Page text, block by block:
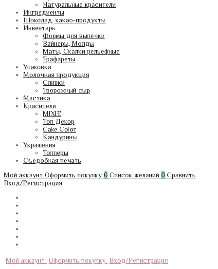
Натуральные красители
Ингредиенты
Шоколад, какао-продукты
Инвентарь
Формы для выпечки
Вайнеры, Молды
Маты, Скалки рельефные
Трафареты
Упаковка
Молочная продукция
Сливки
Творожный сыр
Мастика
Красители
MIXIE
Топ Декор
Cake Color
Кандурины
Украшения
Топперы
Съедобная печать
Мой аккаунт Оформить покупку 0 Список желаний 0 Сравнить
Вход/Регистрация
Мой аккаунт Оформить покупку Вход/Регистрация